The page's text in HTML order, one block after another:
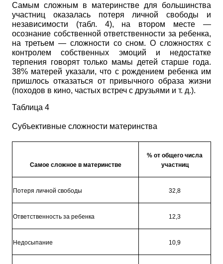
Самым сложным в материнстве для большинства
участниц оказалась потеря личной свободы и
независимости (табл. 4), на втором месте —
осознание собственной ответственности за ребенка,
на третьем — сложности со сном. О сложностях с
контролем собственных эмоций и недостатке
терпения говорят только мамы детей старше года.
38% матерей указали, что с рождением ребенка им
пришлось отказаться от привычного образа жизни
(походов в кино, частых встреч с друзьями и т. д.).
Таблица 4
Субъективные сложности материнства
Самое сложное в материнстве
% от общего числа
участниц
Потеря личной свободы 32,8
Ответственность за ребенка 12,3
Недосыпание 10,9